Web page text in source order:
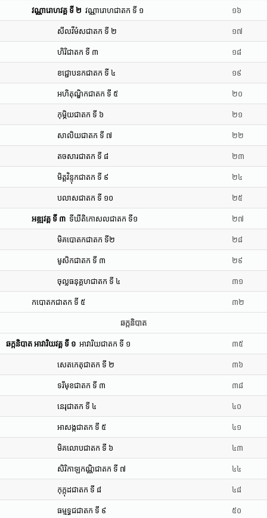
វណ្ណារោហវគ្គ ទី ២ វណ្ណារោហជាតក ទី ១ ១៦
សីលវីមំសជាតក ទី ២ ១៧
ហិរិជាតក ទី ៣ ១៨
ខជ្ជោបនកជាតក ទី ៤ ១៩
អហិតុណ្ឌិកជាតក ទី ៥ ២០
កុម្ភិយជាតក ទី ៦ ២១
សាលិយជាតក ទី ៧ ២២
តចសារជាតក ទី ៨ ២៣
មិត្តវិន្ទុកជាតក ទី ៩ ២៤
បលាសជាតក ទី ១០ ២៥
អឌ្ឍវគ្គ ទី ៣ ទីឃីតិកោសលជាតក ទី១ ២៧
មិគបោតកជាតក ទី២ ២៨
មូសិកជាតក ទី ៣ ២៩
ចុល្លធនុគ្គហជាតក ទី ៤ ៣១
កបោតកជាតក ទី ៥ ៣២
ឆក្កនិបាត
ឆក្កនិបាត អាវារិយវគ្គ ទី ១ អាវារិយជាតក ទី ១ ៣៥
សេតកេតុជាតក ទី ២ ៣៦
ទរីមុខជាតក ទី ៣ ៣៨
នេរុជាតក ទី ៤ ៤០
អាសង្កជាតក ទី ៥ ៤១
មិគលោបជាតក ទី ៦ ៤៣
សិរិកាឡកណ្ណិជាតក ទី ៧ ៤៤
កុក្កុដជាតក ទី ៨ ៤៨
ធម្មទ្ធជជាតក ទី ៩ ៥០